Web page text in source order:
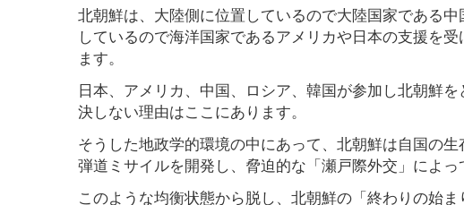
北朝鮮は、大陸側に位置しているので大陸国家である
しているので海洋国家であるアメリカや日本の支援を
ます。
日本、アメリカ、中国、ロシア、韓国が参加し北朝鮮
決しない理由はここにあります。
そうした地政学的環境の中にあって、北朝鮮は自国の
弾道ミサイルを開発し、脅迫的な「瀬戸際外交」によ
このような均衡状態から脱し、北朝鮮の「終わりの始